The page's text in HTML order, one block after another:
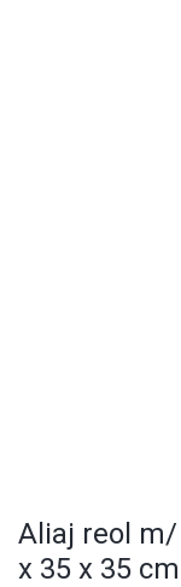
Aliaj reol m/
x 35 x 35